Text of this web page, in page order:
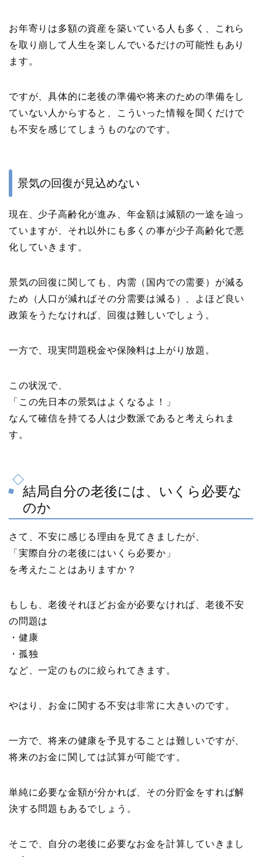
お年寄りは多額の資産を築いている人も多く、これら
を取り崩して人生を楽しんでいるだけの可能性もあり
ます。
ですが、具体的に老後の準備や将来のための準備をし
ていない人からすると、こういった情報を聞くだけで
も不安を感じてしまうものなのです。
景気の回復が見込めない
現在、少子高齢化が進み、年金額は減額の一途を辿っ
ていますが、それ以外にも多くの事が少子高齢化で悪
化していきます。
景気の回復に関しても、内需（国内での需要）が減る
ため（人口が減ればその分需要は減る）、よほど良い
政策をうたなければ、回復は難しいでしょう。
一方で、現実問題税金や保険料は上がり放題。
この状況で、
「この先日本の景気はよくなるよ！」
なんて確信を持てる人は少数派であると考えられま
す。
結局自分の老後には、いくら必要な
のか
さて、不安に感じる理由を見てきましたが、
「実際自分の老後にはいくら必要か」
を考えたことはありますか？
もしも、老後それほどお金が必要なければ、老後不安
の問題は
・健康
・孤独
など、一定のものに絞られてきます。
やはり、お金に関する不安は非常に大きいのです。
一方で、将来の健康を予見することは難しいですが、
将来のお金に関しては試算が可能です。
単純に必要な金額が分かれば、その分貯金をすれば解
決する問題もあるでしょう。
そこで、自分の老後に必要なお金を計算していきまし